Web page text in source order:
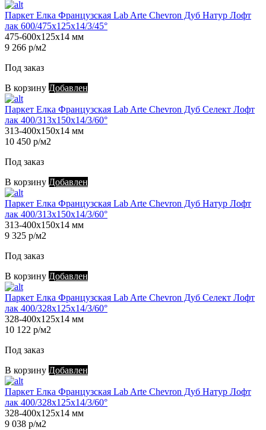
Паркет Елка Французская Lab Arte Chevron Дуб Натур Лофт
лак 600/475х125х14/3/45°
475-600х125х14 мм
9 266 р/м2
Под заказ
В корзину Добавлен
Паркет Елка Французская Lab Arte Chevron Дуб Селект Лофт
лак 400/313х150х14/3/60°
313-400х150х14 мм
10 450 р/м2
Под заказ
В корзину Добавлен
Паркет Елка Французская Lab Arte Chevron Дуб Натур Лофт
лак 400/313х150х14/3/60°
313-400х150х14 мм
9 325 р/м2
Под заказ
В корзину Добавлен
Паркет Елка Французская Lab Arte Chevron Дуб Селект Лофт
лак 400/328х125х14/3/60°
328-400х125х14 мм
10 122 р/м2
Под заказ
В корзину Добавлен
Паркет Елка Французская Lab Arte Chevron Дуб Натур Лофт
лак 400/328х125х14/3/60°
328-400х125х14 мм
9 038 р/м2